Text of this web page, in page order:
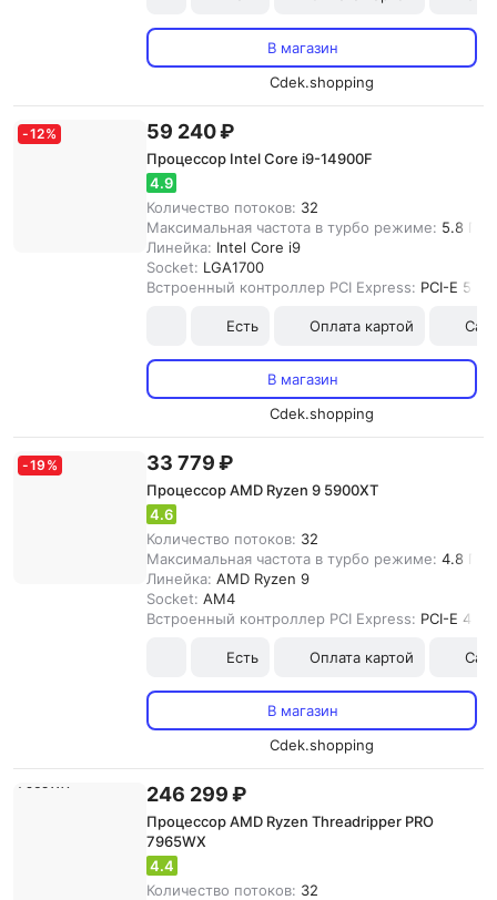
В магазин
Cdek.shopping
-12% 59 240 ₽
Процессор Intel Core i9-14900F
4.9
Количество потоков: 32
Максимальная частота в турбо режиме: 5.8 ГГц
Линейка: Intel Core i9
Socket: LGA1700
Встроенный контроллер PCI Express: PCI-E 5.0
Есть Оплата картой
В магазин
Cdek.shopping
-19 % 33 779 ₽
Процессор AMD Ryzen 9 5900XT
4.6
Количество потоков: 32
Максимальная частота в турбо режиме: 4.8 ГГц
Линейка: AMD Ryzen 9
Socket: AM4
Встроенный контроллер PCI Express: PCI-E 4.0
Есть Оплата картой
В магазин
Cdek.shopping
246 299 ₽
Процессор AMD Ryzen Threadripper PRO
7965WX
4.4
Количество потоков: 32